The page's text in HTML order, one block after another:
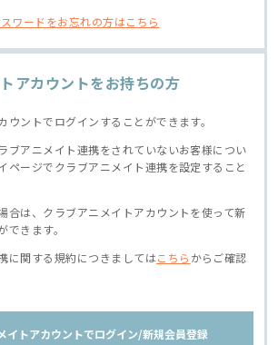
ワードをお忘れの方はこちら
アカウントをお持ちの方
ウントでログインすることができます。
ブアニメイト連携をされていないお客様につい
ページでクラブアニメイト連携を設定すること
合は、クラブアニメイトアカウントを使って新
きます。
に関する規約につきましてはこちら からご確認
イトアカウントでログイン/新規会員登録